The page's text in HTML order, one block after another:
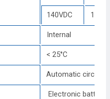
140VDC
Internal
< 25°C
Automatic circuit
Electronic